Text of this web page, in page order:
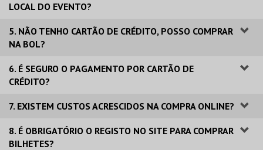
LOCAL DO EVENTO?
5. NÃO TENHO CARTÃO DE CRÉDITO, POSSO COMPRAR
NA BOL?
6. É SEGURO O PAGAMENTO POR CARTÃO DE
CRÉDITO?
7. EXISTEM CUSTOS ACRESCIDOS NA COMPRA ONLINE?
8. É OBRIGATÓRIO O REGISTO NO SITE PARA COMPRAR
BILHETES?